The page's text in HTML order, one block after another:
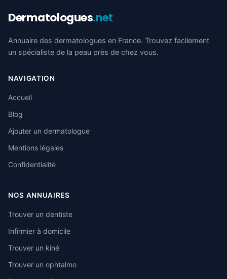
Dermatologues.net
Annuaire des dermatologues en France. Trouvez facilement
un spécialiste de la peau près de chez vous.
NAVIGATION
Accueil
Blog
Ajouter un dermatologue
Mentions légales
Confidentialité
NOS ANNUAIRES
Trouver un dentiste
Infirmier à domicile
Trouver un kiné
Trouver un ophtalmo